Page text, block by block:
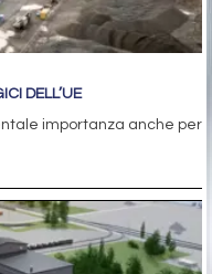
DELL’UE
importanza anche per